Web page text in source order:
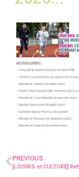
PREVIOUS